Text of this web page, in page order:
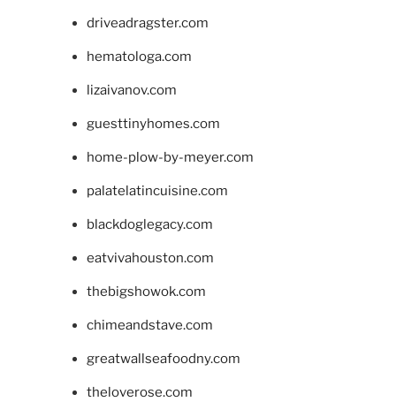
driveadragster.com
hematologa.com
lizaivanov.com
guesttinyhomes.com
home-plow-by-meyer.com
palatelatincuisine.com
blackdoglegacy.com
eatvivahouston.com
thebigshowok.com
chimeandstave.com
greatwallseafoodny.com
theloverose.com